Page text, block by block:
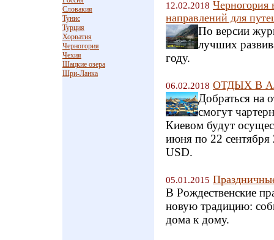
Словакия
Тунис
Турция
Хорватия
Черногория
Чехия
Шацкие озера
Шри-Ланка
12.02.2018
направлений для
По версии
лучших
году.
06.02.2018 ОТДЫХ В
Добраться на
смогут
Киевом будут
июня по 22 сентября
USD.
05.01.2015
В Рождественские
новую традицию:
дома к дому.